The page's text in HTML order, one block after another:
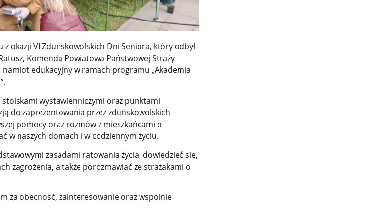
okazji VI Zduńskowolskich Dni Seniora, który odbył
Komenda Powiatowa Państwowej Straży
namiot edukacyjny w ramach programu „Akademia
stoiskami wystawienniczymi oraz punktami
do zaprezentowania przez zduńskowolskich
pomocy oraz rozmów z mieszkańcami o
w naszych domach i w codziennym życiu.
zasadami ratowania życia, dowiedzieć się,
zagrożenia, a także porozmawiać ze strażakami o
za obecność, zainteresowanie oraz wspólnie